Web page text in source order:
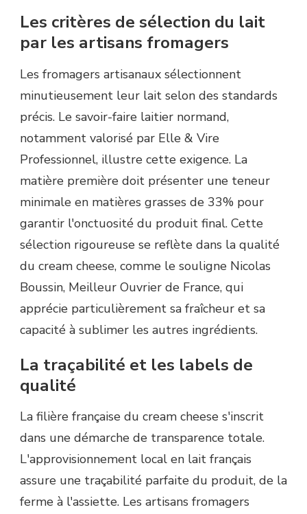
Les critères de sélection du lait
par les artisans fromagers
Les fromagers artisanaux sélectionnent
minutieusement leur lait selon des standards
précis. Le savoir-faire laitier normand,
notamment valorisé par Elle & Vire
Professionnel, illustre cette exigence. La
matière première doit présenter une teneur
minimale en matières grasses de 33% pour
garantir l'onctuosité du produit final. Cette
sélection rigoureuse se reflète dans la qualité
du cream cheese, comme le souligne Nicolas
Boussin, Meilleur Ouvrier de France, qui
apprécie particulièrement sa fraîcheur et sa
capacité à sublimer les autres ingrédients.
La traçabilité et les labels de
qualité
La filière française du cream cheese s'inscrit
dans une démarche de transparence totale.
L'approvisionnement local en lait français
assure une traçabilité parfaite du produit, de la
ferme à l'assiette. Les artisans fromagers